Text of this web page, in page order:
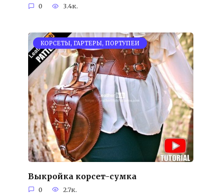
0 3.4к.
КОРСЕТЫ, ГАРТЕРЫ, ПОРТУПЕИ
Выкройка корсет-сумка
0 2.7к.